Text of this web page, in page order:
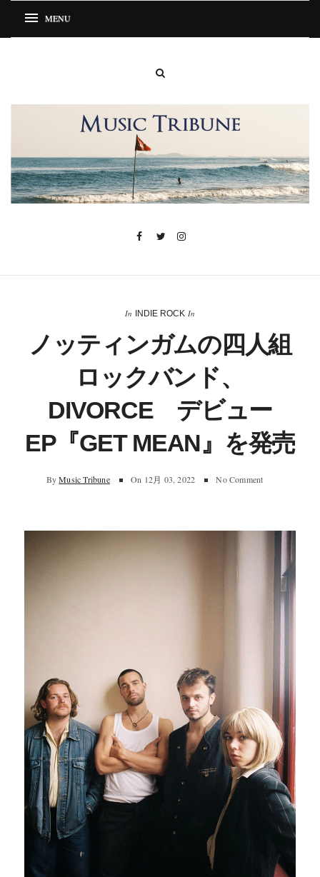
In INDIE ROCK In
ノッティンガムの四人組
ロックバンド、
DIVORCE デビュー
EP『GET MEAN』を発売
By Music Tribune On 12月 03, 2022 No Comment